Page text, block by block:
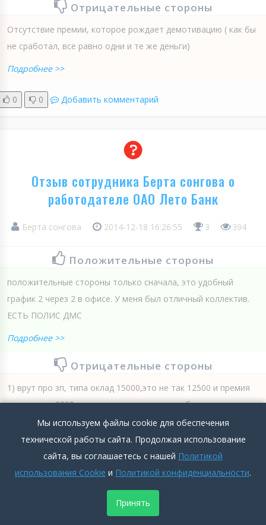
Отрицательные стороны
Отсутствие премии, которое рождает демотивацию ( как бы
не сработал, все равно одни и те же деньги)
Подробнее >>
0 0 Добавить комментарий
Отзыв сотрудника Берта сонгова о
работодателе ОАО Лето Банк
Берта сонгова 2014-12-18 16:26:55 3 394
Положительные стороны
положительные стороны только сначала, это удобный
график 2 через 2 в офисе. У меня был отличный коллектив.
ЕСТЬ ПОЛИС ДМС
Подробнее >>
Отрицательные стороны
1) врут про зп, типа оклад 15000,это не так 12500 и премия
всего лишь 2000 и то если сделаешь план обычно план
состовляет 8000000 2) Начальство просто неадекватное,
тебя уволят когда захотят и найдут нелепые убеждения, в
итоге доведут до слез...
Подробнее >>
Добавить комментарий
Мы используем файлы cookie для обеспечения
технической работы сайта. Продолжая использование
сайта, вы соглашаетесь с нашей Политикой
использования Cookie и Политикой конфиденциальности.
Принять